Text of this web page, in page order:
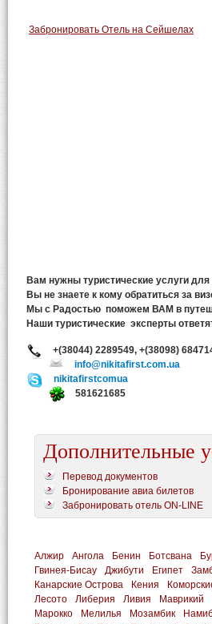
Забронировать Отель на Сейшелах
Вам нужны туристические услуги для
Вы не знаете к кому обратиться за
Мы с Радостью поможем ВАМ в
Наши туристические эксперты
+(38044) 2289549, +(38098)
info@nikitafirst.com.ua
nikitafirstcоmua
581621685
Дополнительные
Перевод документов
Бронирование авиа билетов
Забронировать отель ON-LINE
Алжир Ангола Бенин Ботсвана
Гвинея-Бисау
Джибути Египет
Канарские Острова
Кения
Лесото
Либерия Ливия Маврикий
Марокко
Мелилья Мозамбик